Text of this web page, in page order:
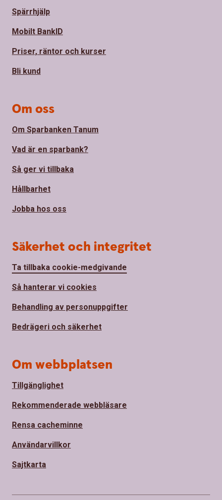
Spärrhjälp
Mobilt BankID
Priser, räntor och kurser
Bli kund
Om oss
Om Sparbanken Tanum
Vad är en sparbank?
Så ger vi tillbaka
Hållbarhet
Jobba hos oss
Säkerhet och integritet
Ta tillbaka cookie-medgivande
Så hanterar vi cookies
Behandling av personuppgifter
Bedrägeri och säkerhet
Om webbplatsen
Tillgänglighet
Rekommenderade webbläsare
Rensa cacheminne
Användarvillkor
Sajtkarta